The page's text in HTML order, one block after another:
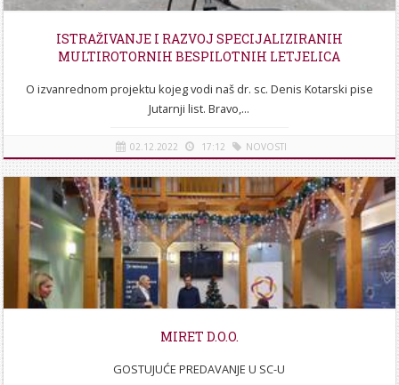
STROJARSTVOSKUP ZRZZ
ISTRAŽIVANJE I RAZVOJ SPECIJALIZIRANIH
MULTIROTORNIH BESPILOTNIH LETJELICA
O izvanrednom projektu kojeg vodi naš dr. sc. Denis Kotarski pise
Jutarnji list. Bravo,...
[više]
02.12.2022 17:12 NOVOSTI
MIRET D.O.O.
GOSTUJUĆE PREDAVANJE U SC-U